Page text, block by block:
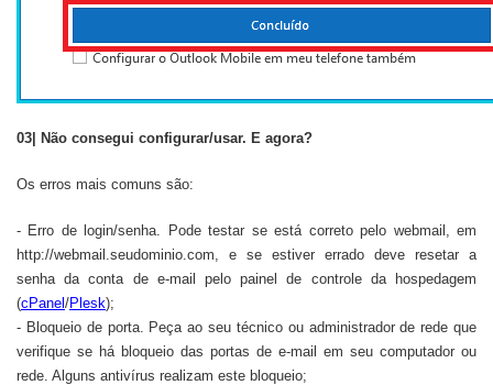
03| Não consegui configurar/usar. E agora?
Os erros mais comuns são:
- Erro de login/senha. Pode testar se está correto pelo webmail, em
http://webmail.seudominio.com, e se estiver errado deve resetar a
senha da conta de e-mail pelo painel de controle da hospedagem
(cPanel /Plesk);
- Bloqueio de porta. Peça ao seu técnico ou administrador de rede que
verifique se há bloqueio das portas de e-mail em seu computador ou
rede. Alguns antivírus realizam este bloqueio;